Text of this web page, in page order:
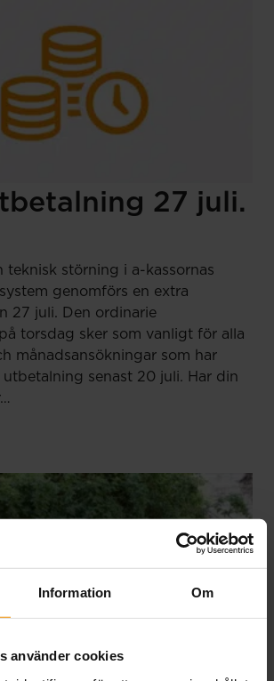
Information Om
använder cookies
27 juli.
teknisk störning i a-kassornas
genomförs en extra
27 juli. Den ordinarie
torsdag sker som vanligt för alla
månadsansökningar som har
senast 20 juli. Har din